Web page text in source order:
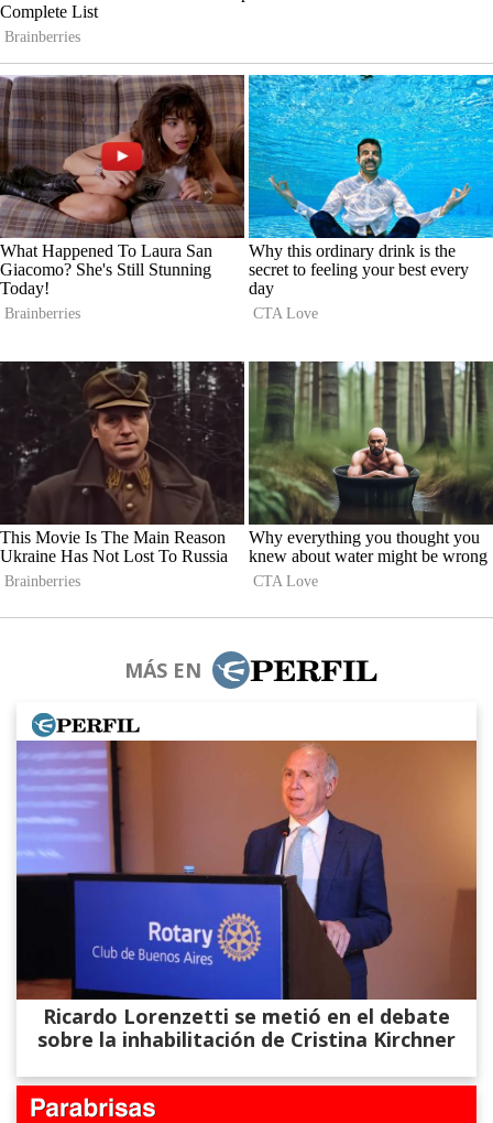
MÁS EN
Ricardo Lorenzetti se metió en el debate
sobre la inhabilitación de Cristina Kirchner